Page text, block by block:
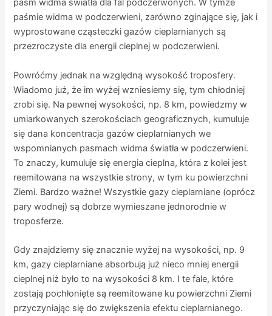
pasm widma światła dla fal podczerwonych. W tymże
paśmie widma w podczerwieni, zarówno zginające się, jak i
wyprostowane cząsteczki gazów cieplarnianych są
przezroczyste dla energii cieplnej w podczerwieni.
Powróćmy jednak na względną wysokość troposfery.
Wiadomo już, że im wyżej wzniesiemy się, tym chłodniej
zrobi się. Na pewnej wysokości, np. 8 km, powiedzmy w
umiarkowanych szerokościach geograficznych, kumuluje
się dana koncentracja gazów cieplarnianych we
wspomnianych pasmach widma światła w podczerwieni.
To znaczy, kumuluje się energia cieplna, która z kolei jest
reemitowana na wszystkie strony, w tym ku powierzchni
Ziemi. Bardzo ważne! Wszystkie gazy cieplarniane (oprócz
pary wodnej) są dobrze wymieszane jednorodnie w
troposferze.
Gdy znajdziemy się znacznie wyżej na wysokości, np. 9
km, gazy cieplarniane absorbują już nieco mniej energii
cieplnej niż było to na wysokości 8 km. I te fale, które
zostają pochłonięte są reemitowane ku powierzchni Ziemi
przyczyniając się do zwiększenia efektu cieplarnianego.